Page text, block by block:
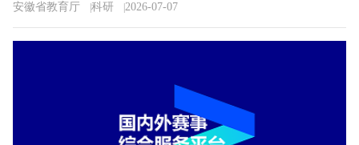
安徽省教育厅 科研 2026-07-07